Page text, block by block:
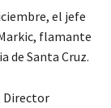
el jefe
flamante
de Santa Cruz.
Director